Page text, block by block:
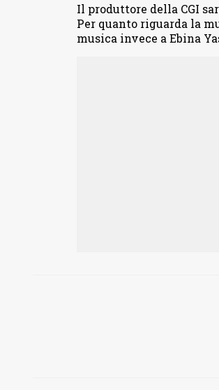
Il produttore della CGI
Per quanto riguarda la
musica invece a Ebina